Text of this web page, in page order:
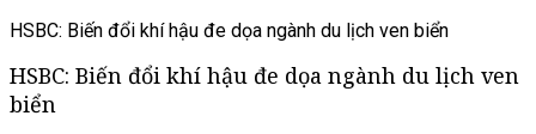
HSBC: Biến đổi khí hậu đe dọa ngành du lịch ven biển
HSBC: Biến đổi khí hậu đe dọa ngành du lịch ven
biển